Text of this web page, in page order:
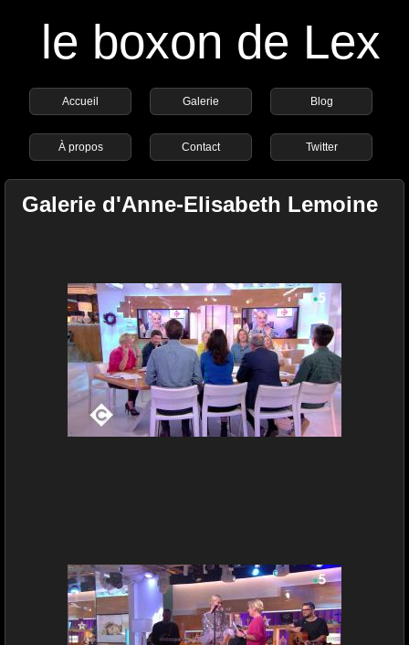
le boxon de Lex
Accueil Galerie Blog
À propos Contact Twitter
Galerie d'Anne-Elisabeth Lemoine